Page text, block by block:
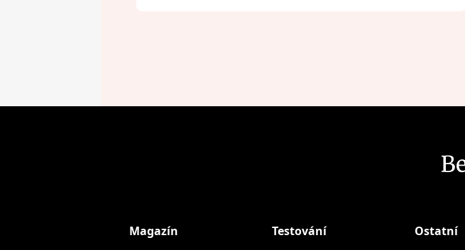
Magazín Testování Ostatní